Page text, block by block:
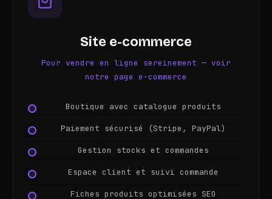
Site e-commerce
Pour vendre en ligne sereinement — voir
notre page e-commerce
Boutique avec catalogue produits
Paiement sécurisé (Stripe, PayPal)
Gestion stocks et commandes
Espace client et suivi commande
Fiches produits optimisées SEO